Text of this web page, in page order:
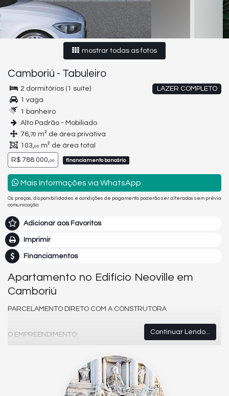
mostrar todas as fotos
Camboriú - Tabuleiro
LAZER COMPLETO
2 dormitórios (1 suíte)
1 vaga
1 banheiro
Alto Padrão - Mobiliado
76,70 m² de área privativa
103,00 m² de área total
R$ 788.000,00 financiamento bancário
Mais Informações via WhatsApp
Os preços, disponibilidades e condições de pagamento poderão ser alterados sem prévia
comunicação.
Adicionar aos Favoritos
Imprimir
Financiamentos
Apartamento no Edifício Neoville em
Camboriú
PARCELAMENTO DIRETO COM A CONSTRUTORA
O EMPREENDIMENTO:
Acabamento em gesso
Espera para split
Continuar Lendo...